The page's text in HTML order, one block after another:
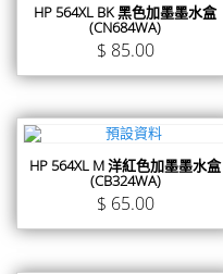
HP 564XL BK 黑色加墨墨水盒
(CN684WA)
$ 85.00
HP 564XL M 洋紅色加墨墨水盒
(CB324WA)
$ 65.00